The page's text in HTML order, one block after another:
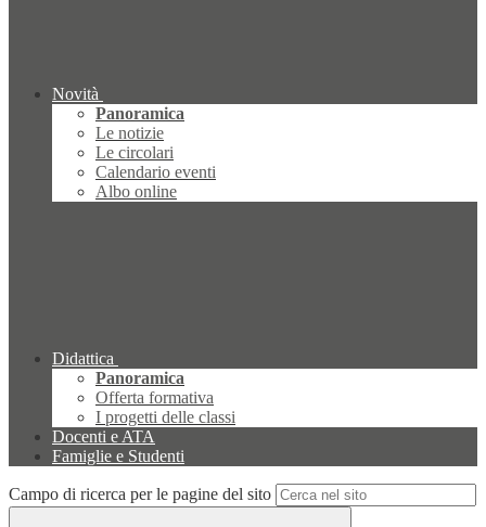
Novità
Panoramica
Le notizie
Le circolari
Calendario eventi
Albo online
Didattica
Panoramica
Offerta formativa
I progetti delle classi
Docenti e ATA
Famiglie e Studenti
Campo di ricerca per le pagine del sito